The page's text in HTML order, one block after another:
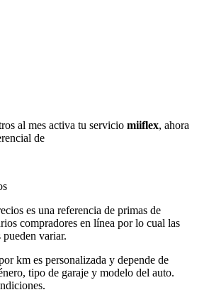
al mes activa tu servicio miiflex, ahora
de
es una referencia de primas de
compradores en línea por lo cual las
pueden variar.
km es personalizada y depende de
tipo de garaje y modelo del auto.